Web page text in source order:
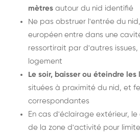
mètres autour du nid identifié
Ne pas obstruer l'entrée du
européen entre dans une
ressortirait par d'autres
logement
Le soir, baisser ou éteindre les
situées à proximité du nid, et
correspondantes
En cas d'éclairage extérieur,
de la zone d'activité pour